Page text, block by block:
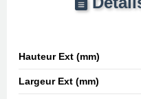
Hauteur Ext (mm)
Largeur Ext (mm)